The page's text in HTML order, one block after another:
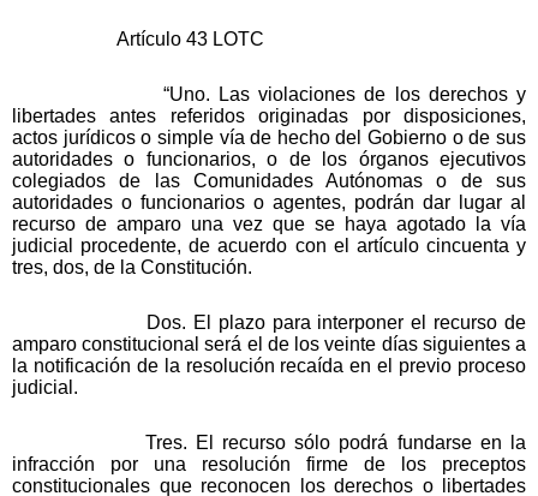
Artículo 43 LOTC
“Uno. Las violaciones de los derechos y
libertades antes referidos originadas por disposiciones,
actos jurídicos o simple vía de hecho del Gobierno o de sus
autoridades o funcionarios, o de los órganos ejecutivos
colegiados de las Comunidades Autónomas o de sus
autoridades o funcionarios o agentes, podrán dar lugar al
recurso de amparo una vez que se haya agotado la vía
judicial procedente, de acuerdo con el artículo cincuenta y
tres, dos, de la Constitución.
Dos. El plazo para interponer el recurso de
amparo constitucional será el de los veinte días siguientes a
la notificación de la resolución recaída en el previo proceso
judicial.
Tres. El recurso sólo podrá fundarse en la
infracción por una resolución firme de los preceptos
constitucionales que reconocen los derechos o libertades